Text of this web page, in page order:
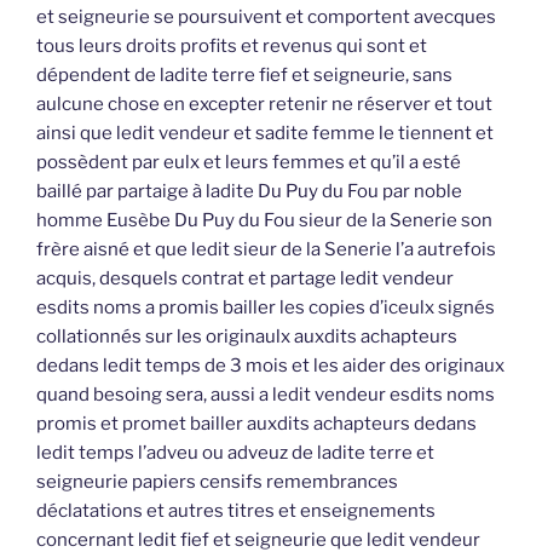
et seigneurie se poursuivent et comportent avecques
tous leurs droits profits et revenus qui sont et
dépendent de ladite terre fief et seigneurie, sans
aulcune chose en excepter retenir ne réserver et tout
ainsi que ledit vendeur et sadite femme le tiennent et
possèdent par eulx et leurs femmes et qu’il a esté
baillé par partaige à ladite Du Puy du Fou par noble
homme Eusèbe Du Puy du Fou sieur de la Senerie son
frère aisné et que ledit sieur de la Senerie l’a autrefois
acquis, desquels contrat et partage ledit vendeur
esdits noms a promis bailler les copies d’iceulx signés
collationnés sur les originaulx auxdits achapteurs
dedans ledit temps de 3 mois et les aider des originaux
quand besoing sera, aussi a ledit vendeur esdits noms
promis et promet bailler auxdits achapteurs dedans
ledit temps l’adveu ou adveuz de ladite terre et
seigneurie papiers censifs remembrances
déclatations et autres titres et enseignements
concernant ledit fief et seigneurie que ledit vendeur